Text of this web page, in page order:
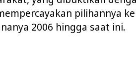
pilihannya
2006 hingga saat ini.